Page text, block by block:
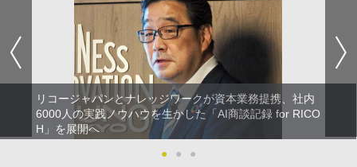
リコージャパンとナレッジワークが資本業務提携、社内
6000人の実践ノウハウを生かした「AI商談記録 for RICO
H」を展開へ
●
● ●